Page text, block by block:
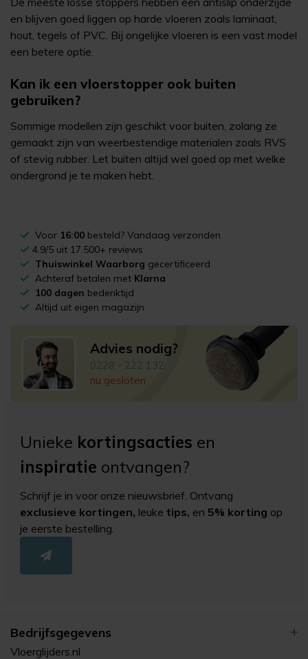
en blijven goed liggen op harde vloeren zoals laminaat,
hout, tegels of PVC. Bij ongelijke vloeren is een vast model
een betere optie.
Kan ik een vloerstopper ook buiten
gebruiken?
Sommige modellen zijn geschikt voor buiten, zolang ze
gemaakt zijn van weerbestendige materialen zoals RVS
of stevig rubber. Let buiten altijd wel goed op met welke
ondergrond je te maken hebt.
Voor 16:00 besteld? Vandaag verzonden
4.9/5 uit 17.500+ reviews
Thuiswinkel Waarborg gecertificeerd
Achteraf betalen met Klarna
100 dagen bedenktijd
Altijd uit eigen magazijn
Advies nodig?
0228 - 222 132
nu gesloten
Unieke kortingsacties en
inspiratie ontvangen?
Schrijf je in voor onze nieuwsbrief. Ontvang
exclusieve kortingen, leuketips, en 5% korting op
je eerste bestelling.
Bedrijfsgegevens
Vloerglijders.nl